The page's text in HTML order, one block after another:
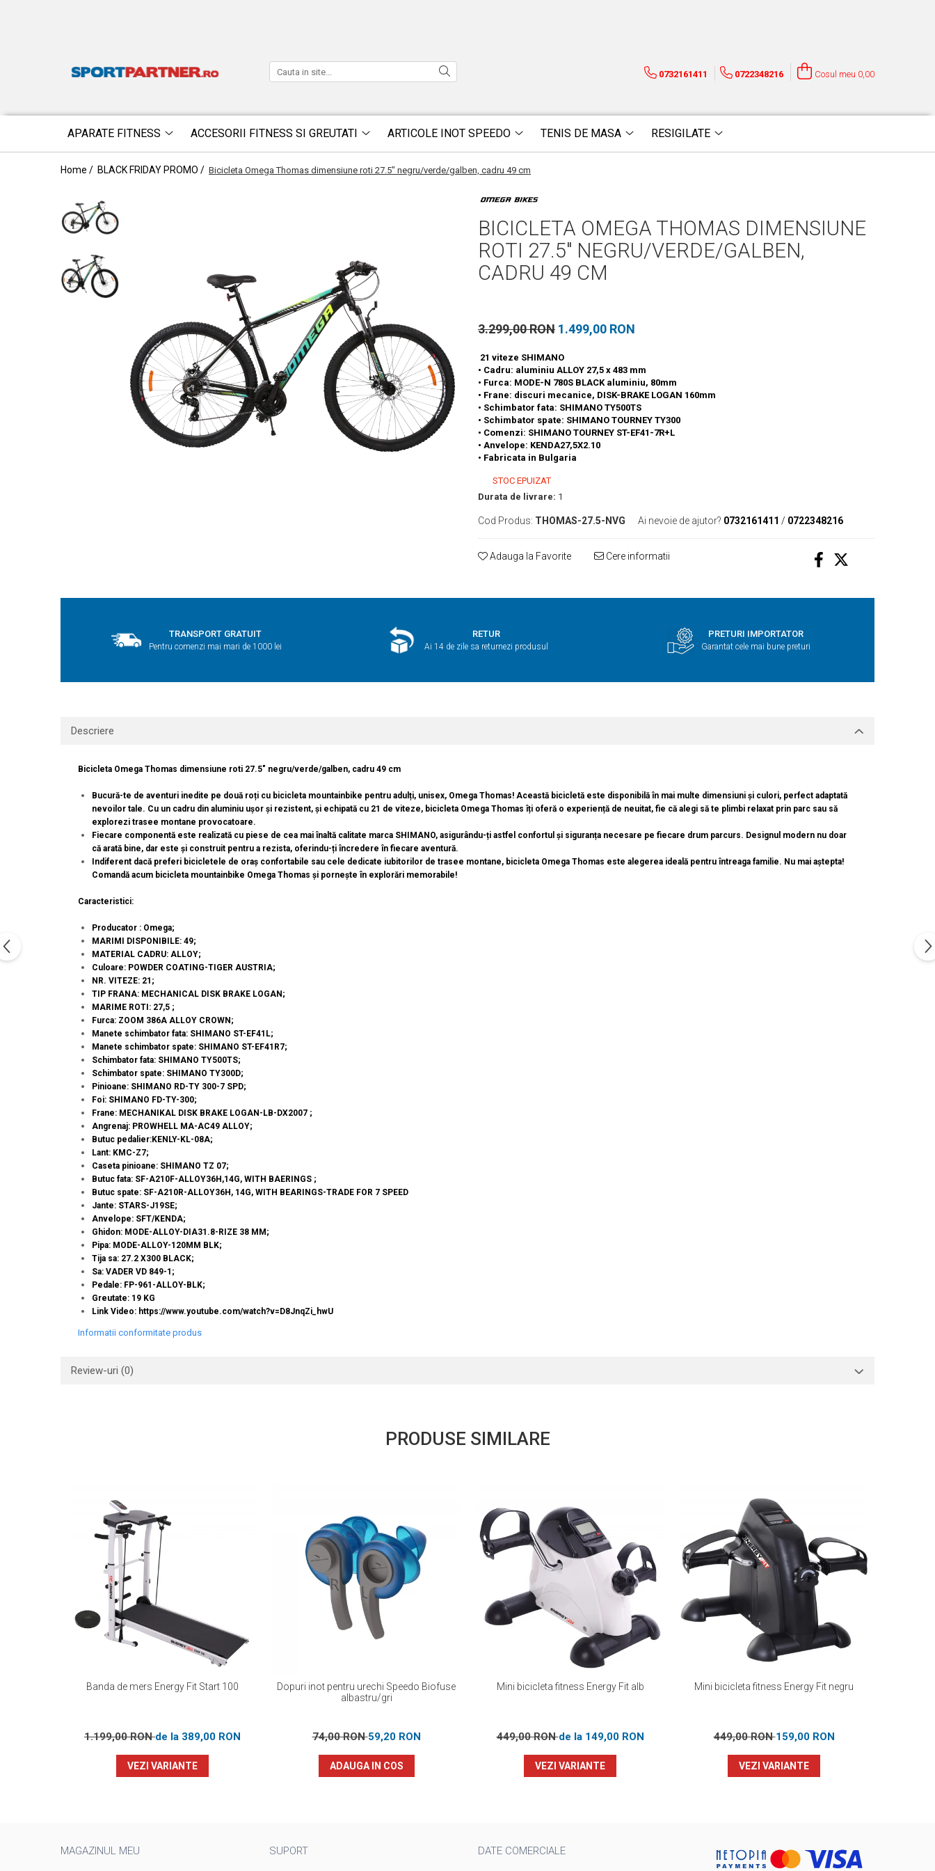
0732161411 0722348216 Cosul meu 0,00
APARATE FITNESS ACCESORII FITNESS SI GREUTATI ARTICOLE INOT SPEEDO TENIS DE MASA RESIGILATE
Home / BLACK FRIDAY PROMO / Bicicleta Omega Thomas dimensiune roti 27.5" negru/verde/galben, cadru 49 cm
BICICLETA OMEGA THOMAS DIMENSIUNE
ROTI 27.5" NEGRU/VERDE/GALBEN,
CADRU 49 CM
3.299,00 RON 1.499,00 RON
21 viteze SHIMANO
• Cadru: aluminiu ALLOY 27,5 x 483 mm
• Furca: MODE-N 780S BLACK aluminiu, 80mm
• Frane: discuri mecanice, DISK-BRAKE LOGAN 160mm
• Schimbator fata: SHIMANO TY500TS
• Schimbator spate: SHIMANO TOURNEY TY300
• Comenzi: SHIMANO TOURNEY ST-EF41-7R+L
• Anvelope: KENDA27,5X2.10
• Fabricata in Bulgaria
STOC EPUIZAT
Durata de livrare: 1
Cod Produs: THOMAS-27.5-NVG Ai nevoie de ajutor? 0732161411 / 0722348216
Adauga la Favorite Cere informatii
TRANSPORT GRATUIT
Pentru comenzi mai mari de 1000 lei
RETUR
Ai 14 de zile sa returnezi produsul
PRETURI IMPORTATOR
Garantat cele mai bune preturi
Descriere
Bicicleta Omega Thomas dimensiune roti 27.5" negru/verde/galben, cadru 49 cm
Bucură-te de aventuri inedite pe două roți cu bicicleta mountainbike pentru adulți, unisex, Omega Thomas! Această bicicletă este disponibilă în mai multe dimensiuni și culori, perfect adaptată
nevoilor tale. Cu un cadru din aluminiu ușor și rezistent, și echipată cu 21 de viteze, bicicleta Omega Thomas îți oferă o experiență de neuitat, fie că alegi să te plimbi relaxat prin parc sau să
explorezi trasee montane provocatoare.
Fiecare componentă este realizată cu piese de cea mai înaltă calitate marca SHIMANO, asigurându-ți astfel confortul și siguranța necesare pe fiecare drum parcurs. Designul modern nu doar
că arată bine, dar este și construit pentru a rezista, oferindu-ți încredere în fiecare aventură.
Indiferent dacă preferi bicicletele de oraș confortabile sau cele dedicate iubitorilor de trasee montane, bicicleta Omega Thomas este alegerea ideală pentru întreaga familie. Nu mai aștepta!
Comandă acum bicicleta mountainbike Omega Thomas și pornește în explorări memorabile!
Caracteristici:
Producator : Omega;
MARIMI DISPONIBILE: 49;
MATERIAL CADRU: ALLOY;
Culoare: POWDER COATING-TIGER AUSTRIA;
NR. VITEZE: 21;
TIP FRANA: MECHANICAL DISK BRAKE LOGAN;
MARIME ROTI: 27,5 ;
Furca: ZOOM 386A ALLOY CROWN;
Manete schimbator fata: SHIMANO ST-EF41L;
Manete schimbator spate: SHIMANO ST-EF41R7;
Schimbator fata: SHIMANO TY500TS;
Schimbator spate: SHIMANO TY300D;
Pinioane: SHIMANO RD-TY 300-7 SPD;
Foi: SHIMANO FD-TY-300;
Frane: MECHANIKAL DISK BRAKE LOGAN-LB-DX2007 ;
Angrenaj: PROWHELL MA-AC49 ALLOY;
Butuc pedalier:KENLY-KL-08A;
Lant: KMC-Z7;
Caseta pinioane: SHIMANO TZ 07;
Butuc fata: SF-A210F-ALLOY36H,14G, WITH BAERINGS ;
Butuc spate: SF-A210R-ALLOY36H, 14G, WITH BEARINGS-TRADE FOR 7 SPEED
Jante: STARS-J19SE;
Anvelope: SFT/KENDA;
Ghidon: MODE-ALLOY-DIA31.8-RIZE 38 MM;
Pipa: MODE-ALLOY-120MM BLK;
Tija sa: 27.2 X300 BLACK;
Sa: VADER VD 849-1;
Pedale: FP-961-ALLOY-BLK;
Greutate: 19 KG
Link Video: https://www.youtube.com/watch?v=D8JnqZi_hwU
Informatii conformitate produs
Review-uri (0)
PRODUSE SIMILARE
Banda de mers Energy Fit Start 100
1.199,00 RONde la 389,00 RON
VEZI VARIANTE
Dopuri inot pentru urechi Speedo Biofuse
albastru/gri
74,00 RON59,20 RON
ADAUGA IN COS
Mini bicicleta fitness Energy Fit alb
449,00 RONde la 149,00 RON
VEZI VARIANTE
Mini bicicleta fitness Energy Fit negru
449,00 RON159,00 RON
VEZI VARIANTE
MAGAZINUL MEU SUPORT DATE COMERCIALE